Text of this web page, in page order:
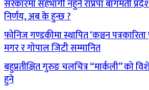
सरकारमा सहभागी नहुने राप्रपा बागमती
निर्णय, अब के हुन्छ ?
फोनिज गण्डकीमा स्थापित ‘कञ्चन
मगर र गोपाल जिटी सम्मानित
बहुप्रतीक्षित गुरुङ चलचित्र “मार्कली” को
हुने